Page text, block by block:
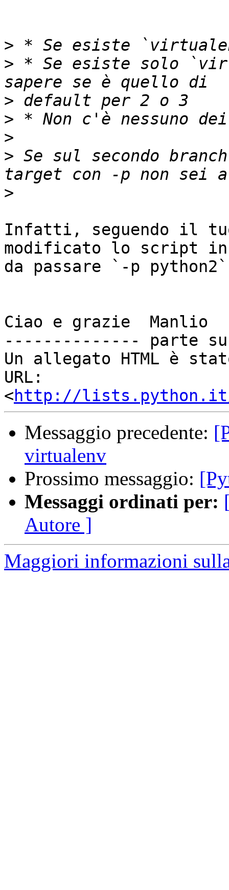
>
> * Se esiste solo
>
>
>
> Se sul secondo
>
Infatti, seguendo il
modificato lo script in
da passare `-p
Ciao e grazie  Manlio
-------------- parte
Un allegato HTML è
URL:
<http://lists.python.it/
Messaggio precedente:
virtualenv
Prossimo messaggio:
Messaggi ordinati per:
Autore ]
Maggiori informazioni